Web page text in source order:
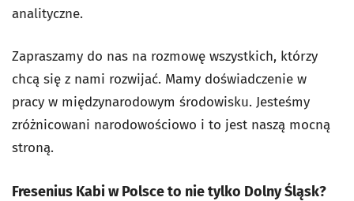
analityczne.
Zapraszamy do nas na rozmowę wszystkich, którzy
chcą się z nami rozwijać. Mamy doświadczenie w
pracy w międzynarodowym środowisku. Jesteśmy
zróżnicowani narodowościowo i to jest naszą mocną
stroną.
Fresenius Kabi w Polsce to nie tylko Dolny Śląsk?